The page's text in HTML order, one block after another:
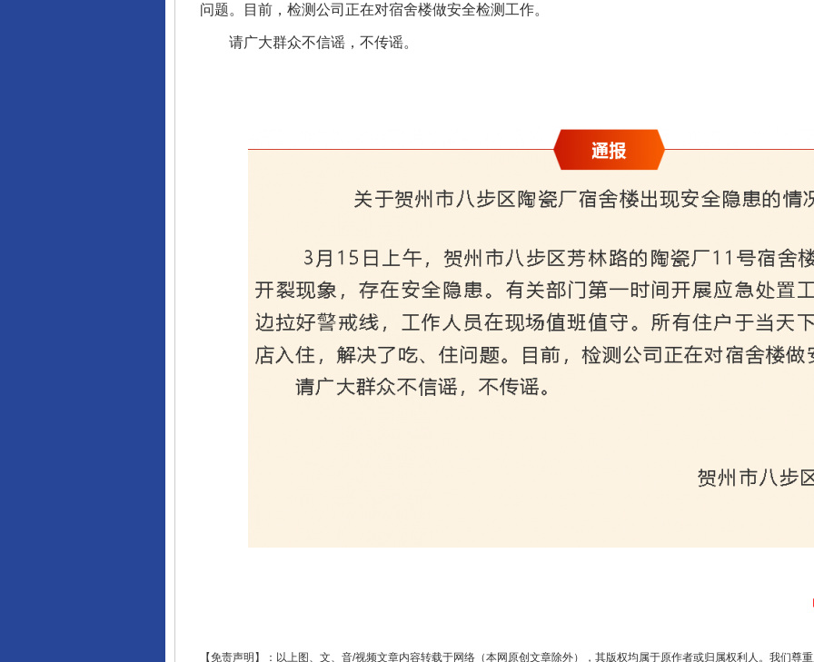
问题。目前，检测公司正在对宿舍楼做安全检测工作。
请广大群众不信谣，不传谣。
【免责声明】：以上图、文、音/视频文章内容转载于网络（本网原创文章除外），其版权均属于原作者或归属权利人。我们尊